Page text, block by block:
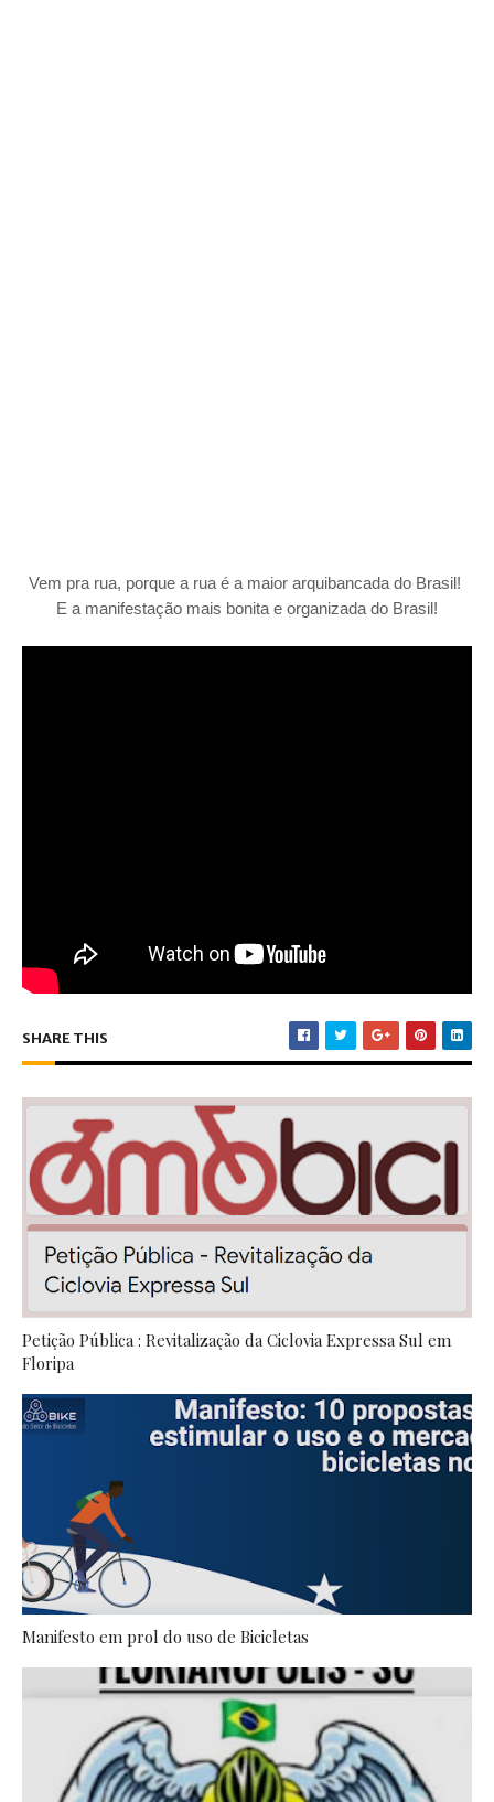
Vem pra rua, porque a rua é a maior arquibancada do Brasil!
E a manifestação mais bonita e organizada do Brasil!
SHARE THIS
Petição Pública : Revitalização da Ciclovia Expressa Sul em
Floripa
Manifesto em prol do uso de Bicicletas